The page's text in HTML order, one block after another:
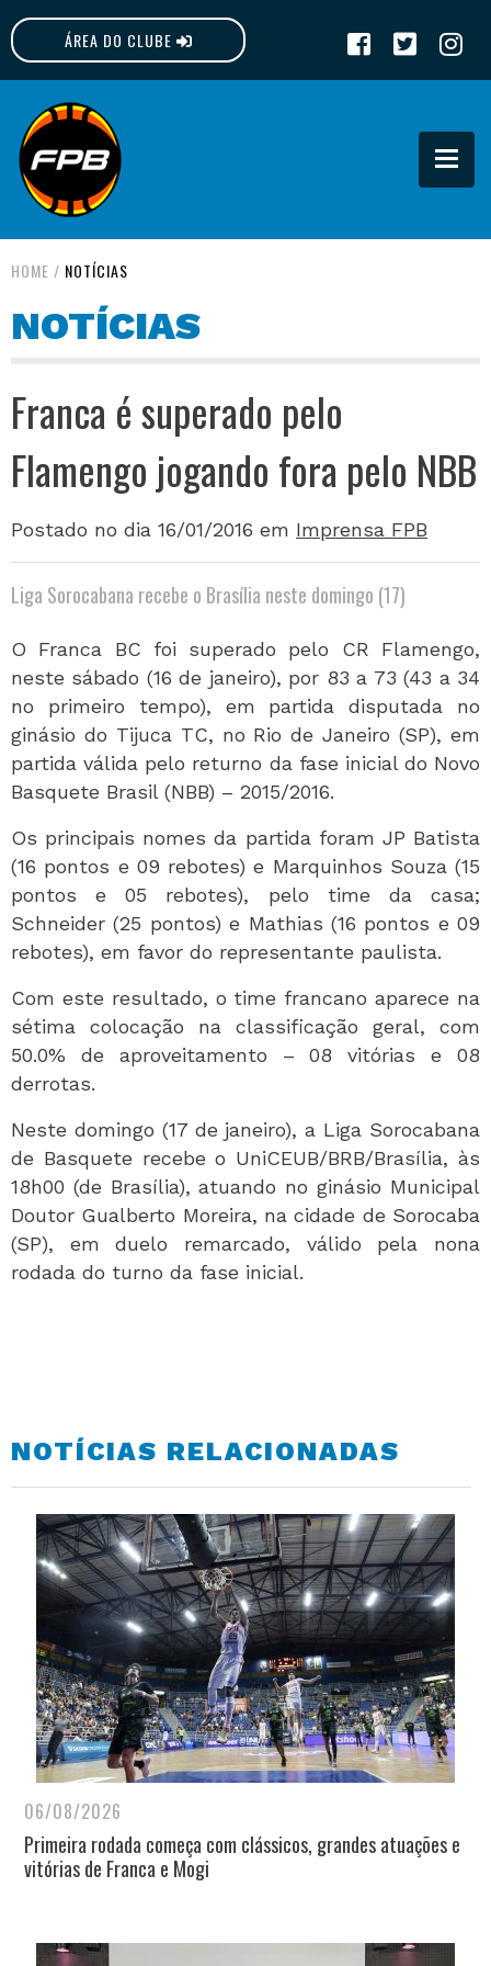
ÁREA DO CLUBE
FPB
HOME / NOTÍCIAS
NOTÍCIAS
Franca é superado pelo
Flamengo jogando fora pelo NBB
Postado no dia 16/01/2016 em Imprensa FPB
Liga Sorocabana recebe o Brasília neste domingo (17)
O Franca BC foi superado pelo CR Flamengo,
neste sábado (16 de janeiro), por 83 a 73 (43 a 34
no primeiro tempo), em partida disputada no
ginásio do Tijuca TC, no Rio de Janeiro (SP), em
partida válida pelo returno da fase inicial do Novo
Basquete Brasil (NBB) – 2015/2016.
Os principais nomes da partida foram JP Batista
(16 pontos e 09 rebotes) e Marquinhos Souza (15
pontos e 05 rebotes), pelo time da casa;
Schneider (25 pontos) e Mathias (16 pontos e 09
rebotes), em favor do representante paulista.
Com este resultado, o time francano aparece na
sétima colocação na classificação geral, com
50.0% de aproveitamento – 08 vitórias e 08
derrotas.
Neste domingo (17 de janeiro), a Liga Sorocabana
de Basquete recebe o UniCEUB/BRB/Brasília, às
18h00 (de Brasília), atuando no ginásio Municipal
Doutor Gualberto Moreira, na cidade de Sorocaba
(SP), em duelo remarcado, válido pela nona
rodada do turno da fase inicial.
NOTÍCIAS RELACIONADAS
06/08/2026
Primeira rodada começa com clássicos, grandes atuações e
vitórias de Franca e Mogi